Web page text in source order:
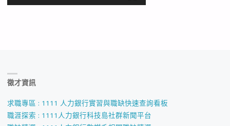
徵才資訊
求職專區 : 1111 人力銀行實習與職缺快速查詢看板
職涯探索 : 1111人力銀行科技島社群新聞平台